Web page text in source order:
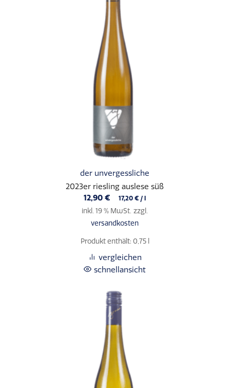
der unvergessliche
2023er riesling auslese süß
12,90€ 17,20€ /l
inkl. 19 % MwSt. zzgl.
versandkosten
Produkt enthält: 0,75
vergleichen
schnellansicht